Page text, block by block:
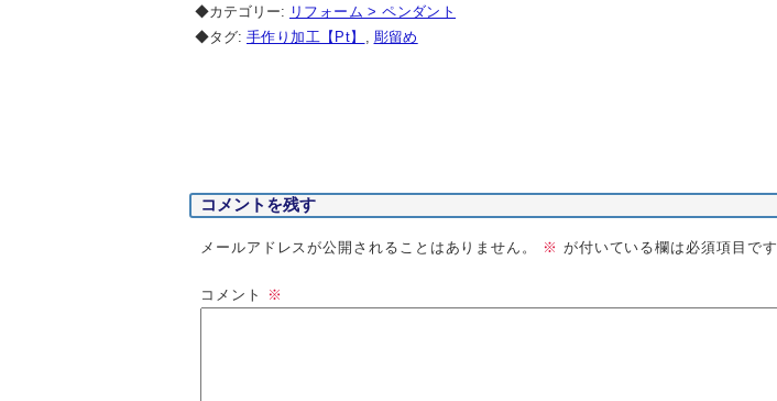
◆カテゴリー: リフォーム > ペンダント
◆タグ: 手作り加工【Pt】 彫留め
コメントを残す
メールアドレスが公開されることはありません。 ※ が付いている欄は必須項目です
コメント ※